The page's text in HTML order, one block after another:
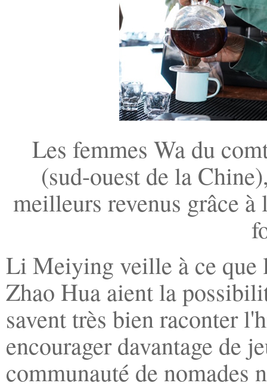
Les femmes Wa du
(sud-ouest de la
meilleurs revenus grâce
Li Meiying veille à ce que
Zhao Hua aient la
savent très bien raconter
encourager davantage de
communauté de nomades